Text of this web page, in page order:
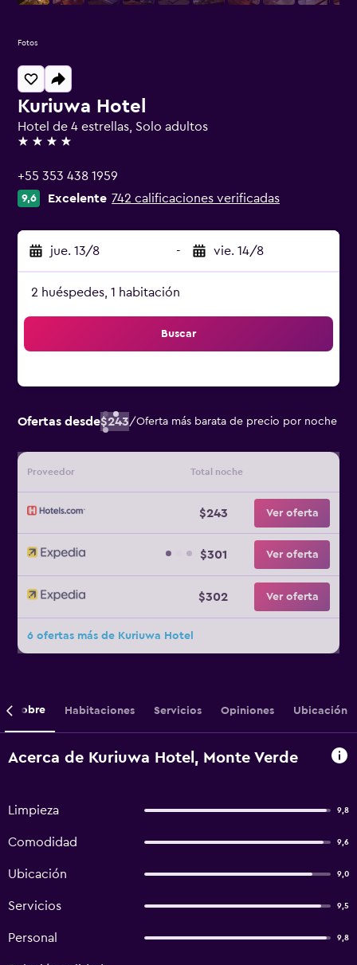
Kuriuwa Hotel
Hotel de 4 estrellas, Solo adultos
4 estrellas
+55 353 438 1959
9,6 Excelente 742 calificaciones verificadas
jue. 13/8 - vie. 14/8
2 huéspedes, 1 habitación
Buscar
Ofertas desde$243/Oferta más barata de precio por noche
Proveedor Total noche
$243 Ver oferta
$301 Ver oferta
$302 Ver oferta
6 ofertas más de Kuriuwa Hotel
Fotos
Sobre Habitaciones Servicios Opiniones Ubicación
Acerca de Kuriuwa Hotel, Monte Verde
Limpieza 9,8
Comodidad 9,6
Ubicación 9,0
Servicios 9,5
Personal 9,8